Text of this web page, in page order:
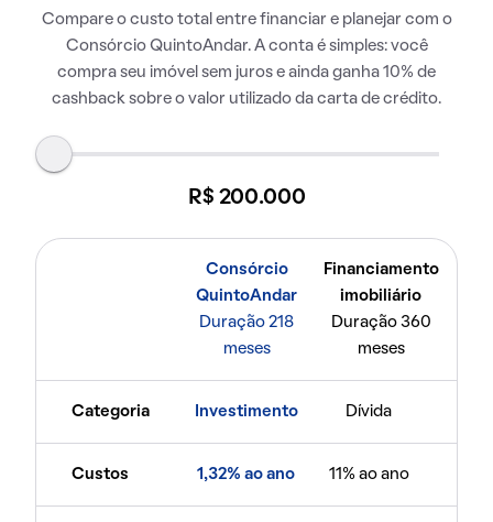
Compare o custo total entre financiar e planejar com o
Consórcio QuintoAndar. A conta é simples: você
compra seu imóvel sem juros e ainda ganha 10% de
cashback sobre o valor utilizado da carta de crédito.
R$ 200.000
Consórcio
QuintoAndar
Duração 218
meses
Financiamento
imobiliário
Duração 360
meses
Categoria Investimento Dívida
Custos 1,32% ao ano 11% ao ano